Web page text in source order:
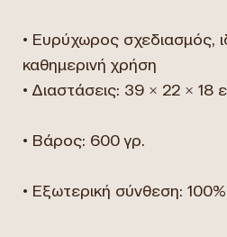
• Ευρύχωρος σχεδιασμός,
καθημερινή χρήση
• Διαστάσεις: 39 × 22 × 18
• Βάρος: 600 γρ.
• Εξωτερική σύνθεση: